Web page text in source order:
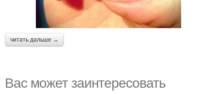
читать дальше →
Вас может заинтересовать